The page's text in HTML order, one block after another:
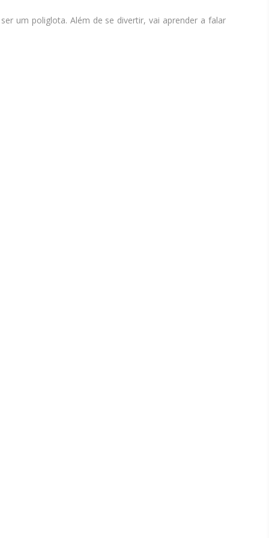
um poliglota. Além de se divertir, vai aprender a falar